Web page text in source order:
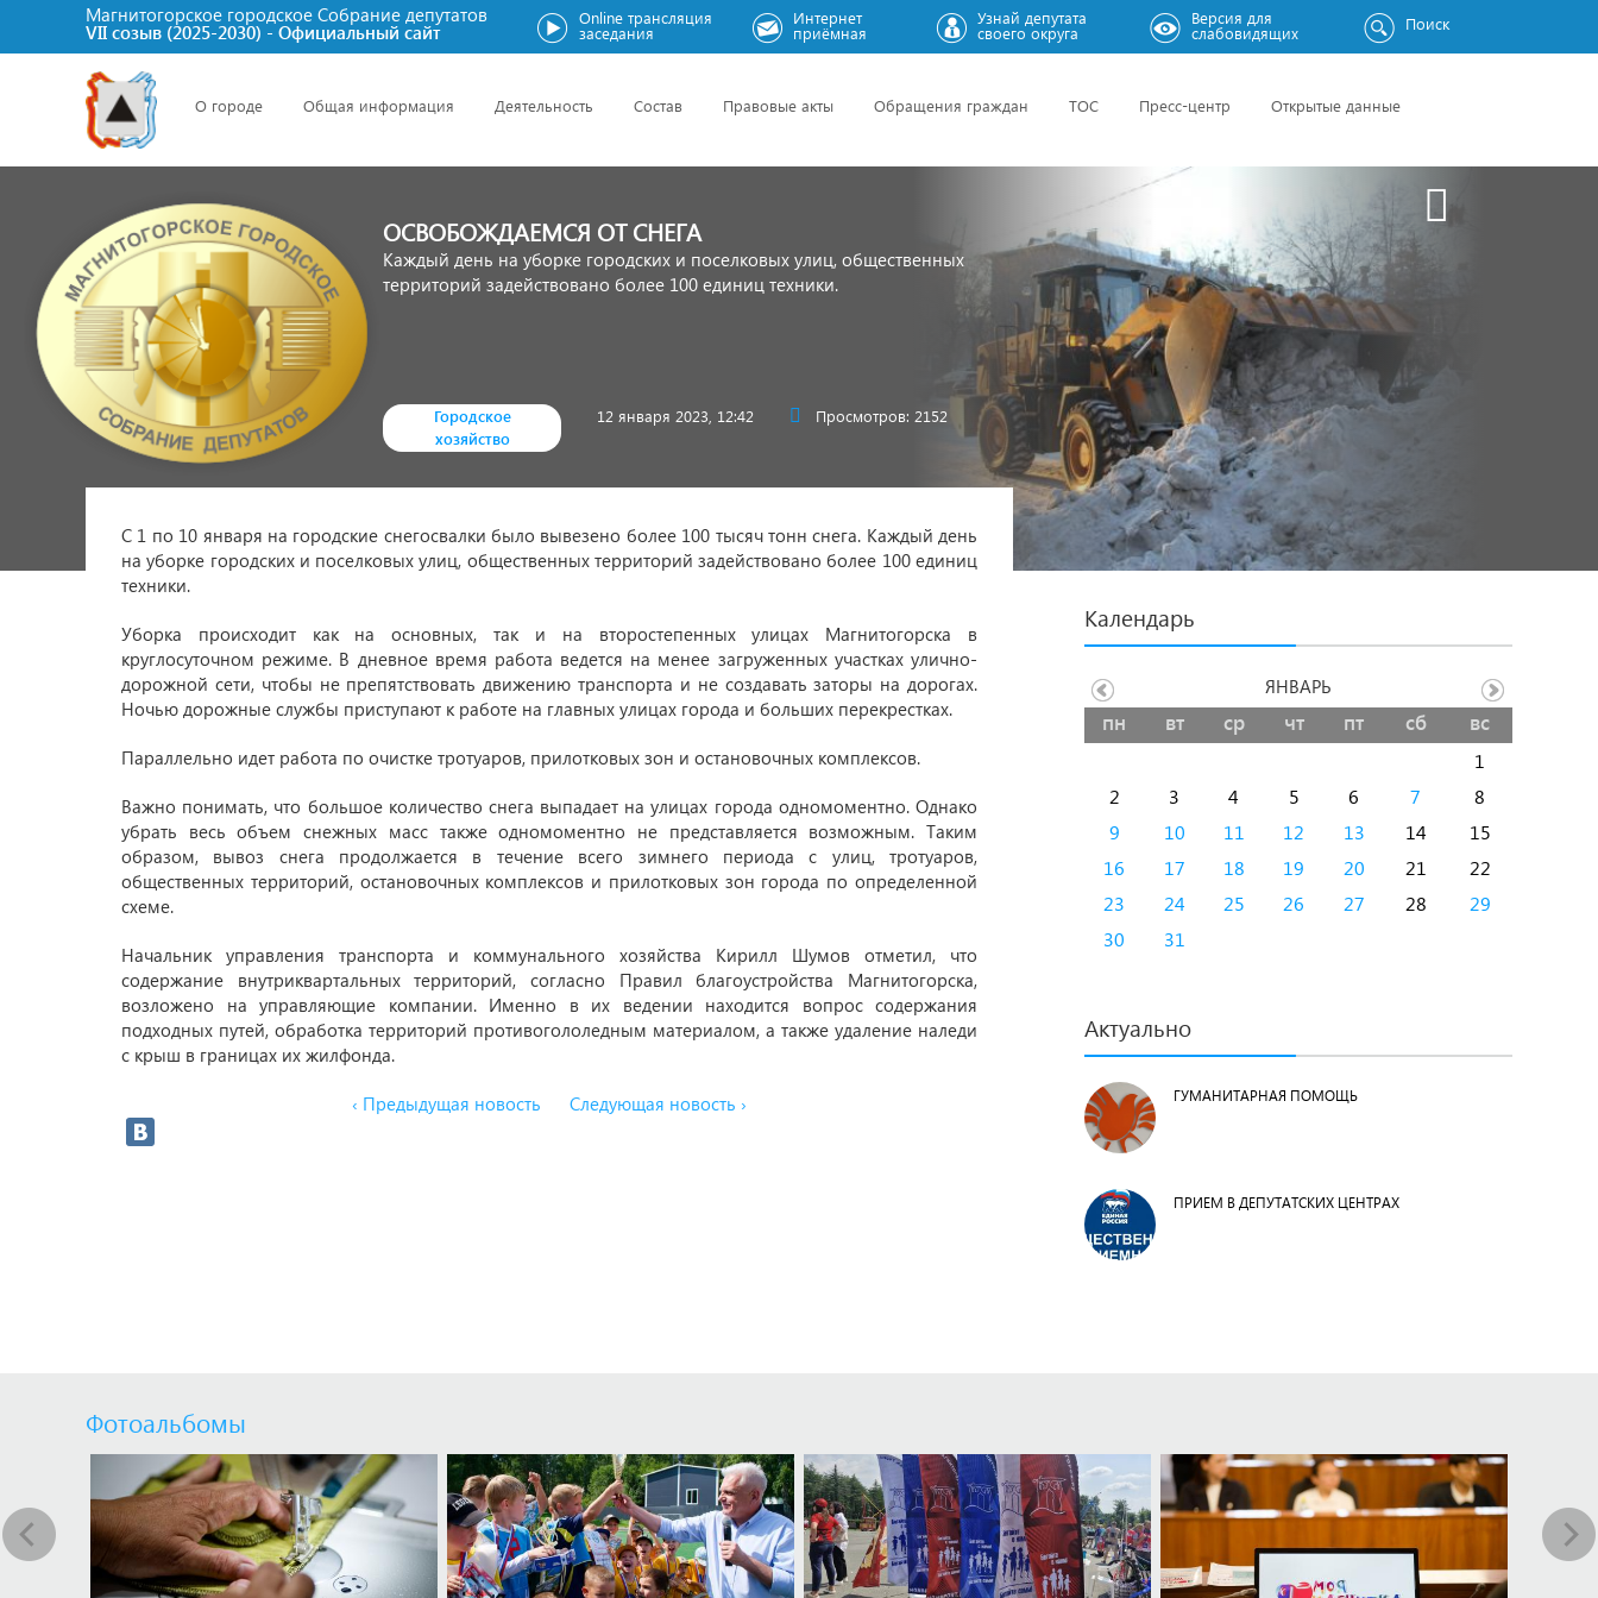
Магнитогорское городское Cобрание депутатов
VII созыв (2025-2030) - Официальный сайт
Online трансляция
заседания
Интернет
приёмная
Узнай депутата
своего округа
Версия для
слабовидящих Поиск
О городе Общая информация Деятельность Состав Правовые акты Обращения граждан ТОС Пресс-центр Открытые данные
ОСВОБОЖДАЕМСЯ ОТ СНЕГА
Каждый день на уборке городских и поселковых улиц, общественных
территорий задействовано более 100 единиц техники.
Городское
хозяйство
12 января 2023, 12:42 Просмотров: 2152
С 1 по 10 января на городские снегосвалки было вывезено более 100 тысяч тонн снега. Каждый день
на уборке городских и поселковых улиц, общественных территорий задействовано более 100 единиц
техники.
Уборка происходит как на основных, так и на второстепенных улицах Магнитогорска в
круглосуточном режиме. В дневное время работа ведется на менее загруженных участках улично-
дорожной сети, чтобы не препятствовать движению транспорта и не создавать заторы на дорогах.
Ночью дорожные службы приступают к работе на главных улицах города и больших перекрестках.
Параллельно идет работа по очистке тротуаров, прилотковых зон и остановочных комплексов.
Важно понимать, что большое количество снега выпадает на улицах города одномоментно. Однако
убрать весь объем снежных масс также одномоментно не представляется возможным. Таким
образом, вывоз снега продолжается в течение всего зимнего периода с улиц, тротуаров,
общественных территорий, остановочных комплексов и прилотковых зон города по определенной
схеме.
Начальник управления транспорта и коммунального хозяйства Кирилл Шумов отметил, что
содержание внутриквартальных территорий, согласно Правил благоустройства Магнитогорска,
возложено на управляющие компании. Именно в их ведении находится вопрос содержания
подходных путей, обработка территорий противогололедным материалом, а также удаление наледи
с крыш в границах их жилфонда.
‹ Предыдущая новость Следующая новость ›
Календарь
пн вт ср чт пт сб вс
1
2
3 4 5 6 7
8
9
10 11 12 13 14
15
16
17 18 19 20 21
22
23
24 25 26 27 28
29
30
31
ЯНВАРЬ
Актуально
ГУМАНИТАРНАЯ ПОМОЩЬ
ПРИЕМ В ДЕПУТАТСКИХ ЦЕНТРАХ
Фотоальбомы